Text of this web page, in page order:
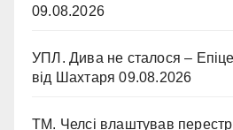
09.08.2026
УПЛ. Дива не сталося –
від Шахтаря 09.08.2026
ТМ. Челсі влаштував